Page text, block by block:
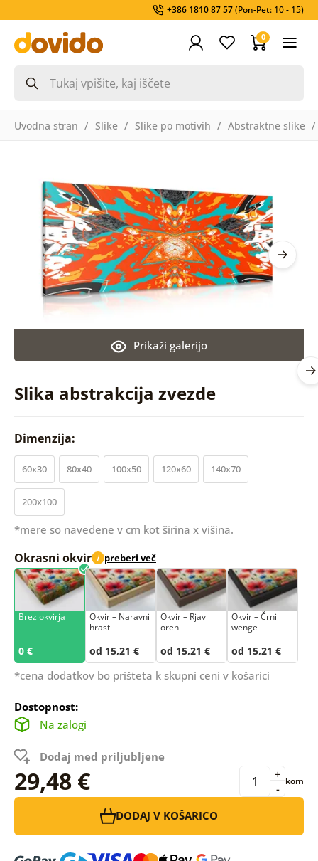
+386 1810 87 57(Pon-Pet: 10 - 15)
0
Uvodna stran Slike Slike po motivih Abstraktne slike
Slika abstrakcija zvezde
Prikaži galerijo
Dimenzija:
60x30 80x40 100x50 120x60 140x70
200x100
*mere so navedene v cm kot širina x višina.
Okrasni okvir i preberi več
Brez okvirja
0 €
Okvir – Naravni
hrast
od 15,21 €
Okvir – Rjav
oreh
od 15,21 €
Okvir – Črni
wenge
od 15,21 €
*cena dodatkov bo prišteta k skupni ceni v košarici
Dostopnost:
Na zalogi
Dodaj med priljubljene
29,48 € -
+ kom
DODAJ V KOŠARICO